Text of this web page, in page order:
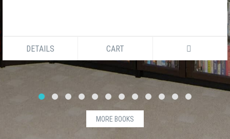
DETAILS CART
MORE BOOKS